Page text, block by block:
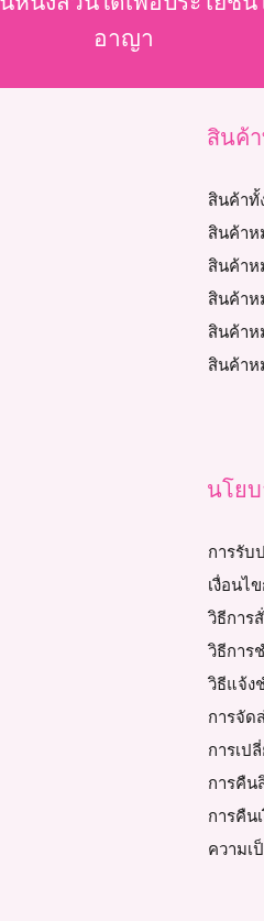
อาญา
สินค้
สินค้าทั้
สินค้าห
สินค้าห
สินค้าห
สินค้าห
สินค้าห
นโย
การรับ
เงื่อนไ
วิธีการ
วิธีการ
วิธีแจ้ง
การจัด
การเป
การคืน
การคืน
ความเ